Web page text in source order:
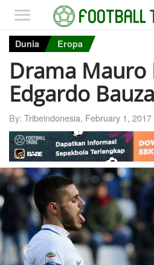
Dunia Eropa
Drama Mauro
Edgardo Bauza
By: Tribeindonesia, February 1,